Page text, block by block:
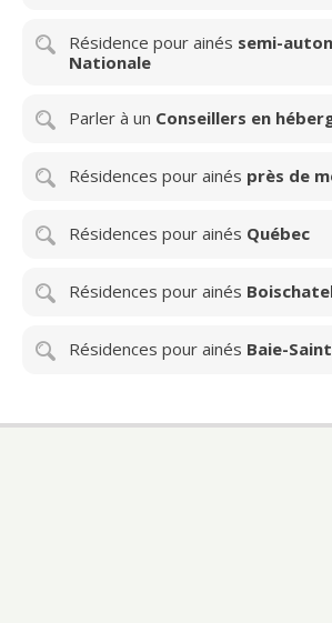
Résidence pour ainés semi-
Nationale
Parler à un Conseillers en
Résidences pour ainés près de
Résidences pour ainés Québec
Résidences pour ainés
Résidences pour ainés Baie-